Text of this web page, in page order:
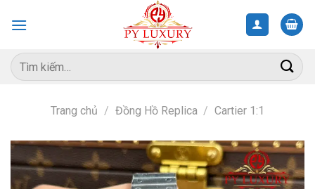
Tìm
kiếm:
Trang chủ / Đồng Hồ Replica / Cartier 1:1